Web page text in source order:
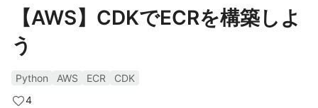
【AWS】CDKでECRを構築しよ
う
Python AWS ECR
CDK
4